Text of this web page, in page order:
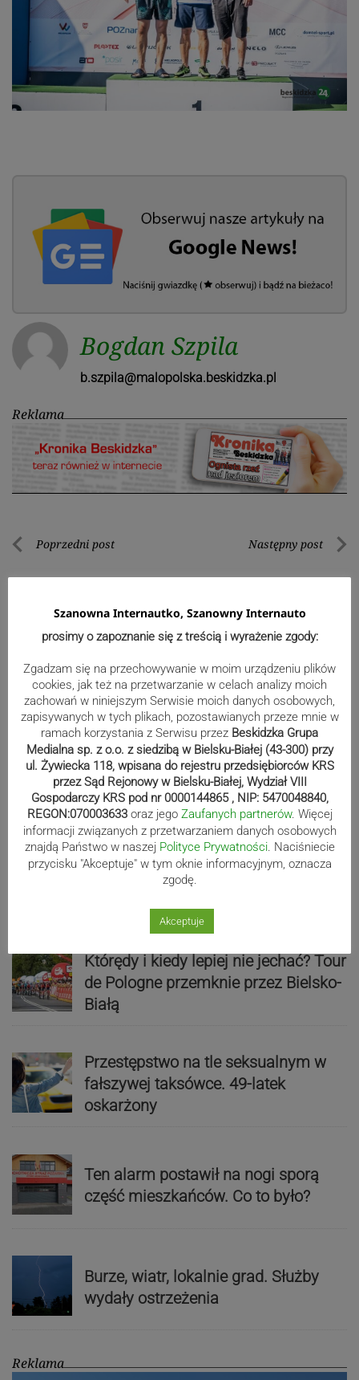
Bogdan Szpila
b.szpila@malopolska.beskidzka.pl
Reklama
Nawigacja
wpisu
Poprzedni post
post
Następny post
post
Wydarzenia
Plac zabaw przy ul. ks. Mocko w
Skoczowie zaprasza najmłodsze
dzieci. Oficjalne otwarcie na
zakończenie wakacji
Którędy i kiedy lepiej nie jechać? Tour
de Pologne przemknie przez Bielsko-
Białą
Przestępstwo na tle seksualnym w
fałszywej taksówce. 49-latek
oskarżony
Ten alarm postawił na nogi sporą
część mieszkańców. Co to było?
Burze, wiatr, lokalnie grad. Służby
wydały ostrzeżenia
Reklama
Szanowna Internautko, Szanowny Internauto
prosimy o zapoznanie się z treścią i wyrażenie zgody:
Zgadzam się na przechowywanie w moim urządzeniu plików
cookies, jak też na przetwarzanie w celach analizy moich
zachowań w niniejszym Serwisie moich danych osobowych,
zapisywanych w tych plikach, pozostawianych przeze mnie w
ramach korzystania z Serwisu przez Beskidzka Grupa
Medialna sp. z o.o. z siedzibą w Bielsku-Białej (43-300) przy
ul. Żywiecka 118, wpisana do rejestru przedsiębiorców KRS
przez Sąd Rejonowy w Bielsku-Białej, Wydział VIII
Gospodarczy KRS pod nr 0000144865 , NIP: 5470048840,
REGON:070003633 oraz jego Zaufanych partnerów. Więcej
informacji związanych z przetwarzaniem danych osobowych
znajdą Państwo w naszej Polityce Prywatności. Naciśniecie
przycisku "Akceptuje" w tym oknie informacyjnym, oznacza
zgodę.
Akceptuje